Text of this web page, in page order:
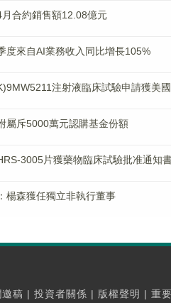
合約銷售額12.08億元
度來自AI業務收入同比增長105%
注射液臨床試驗申請獲美
屬斥5000萬元認購基金份額
3005片獲藥物臨床試驗批准通知
楊森獲任獨立非執行董事
稿 | 投資者關係 | 版權聲明 | 重